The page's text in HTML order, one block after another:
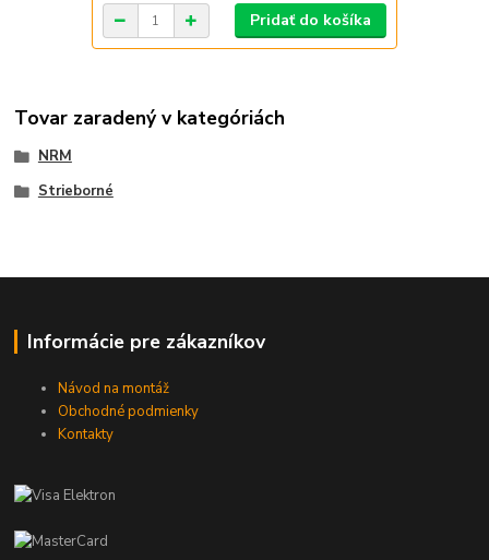
Pridať do košíka
Tovar zaradený v kategóriách
NRM
Strieborné
Informácie pre zákazníkov
Návod na montáž
Obchodné podmienky
Kontakty